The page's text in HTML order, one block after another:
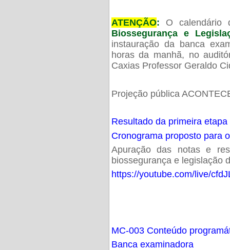
ATENÇÃO: O calendário
Biossegurança e
instauração da banca
horas da manhã, no
Caxias Professor Geraldo
Projeção pública
Resultado da primeira
Cronograma proposto para
Apuração das notas e
biossegurança e legislação
https://youtube.com/live/
MC-003 Conteúdo
Banca examinadora